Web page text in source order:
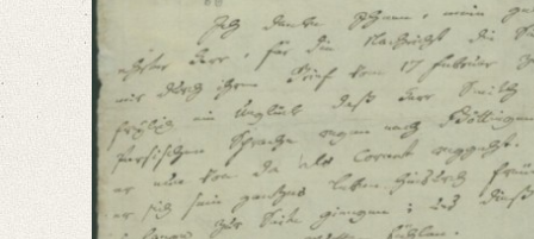
Editors
Bamberg, Claudia
Varwig, Olivia